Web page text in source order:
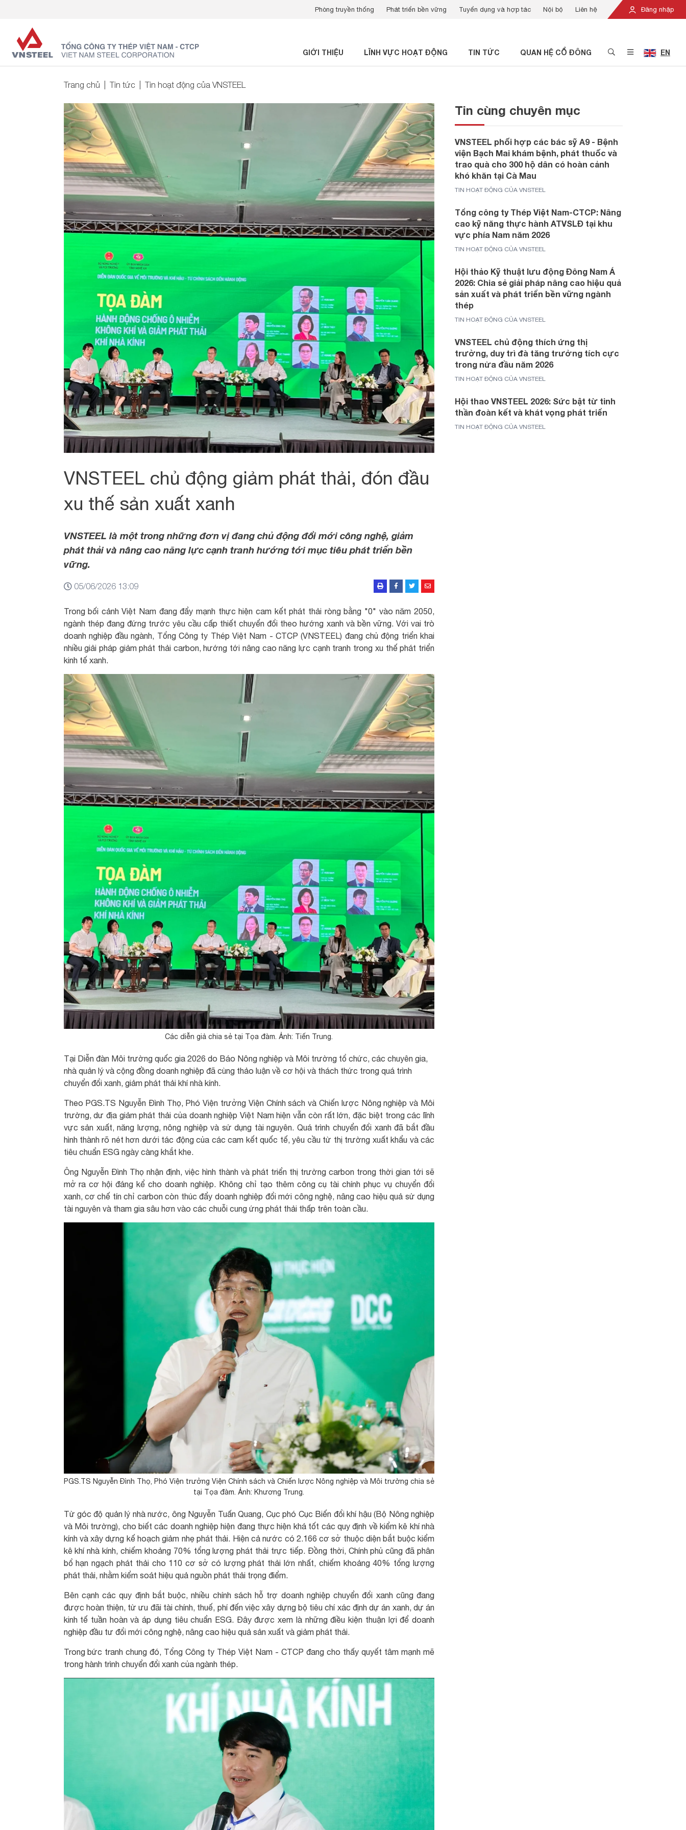
Đăng nhập
Phòng truyền thống Phát triển bền vững Tuyển dụng và hợp tác Nội bộ Liên hệ
GIỚI THIỆU LĨNH VỰC HOẠT ĐỘNG TIN TỨC QUAN HỆ CỔ ĐÔNG EN
Trang chủ Tin tức Tin hoạt động của VNSTEEL
VNSTEEL chủ động giảm phát thải, đón đầu
xu thế sản xuất xanh
VNSTEEL là một trong những đơn vị đang chủ động đổi mới công nghệ, giảm
phát thải và nâng cao năng lực cạnh tranh hướng tới mục tiêu phát triển bền
vững.
05/06/2026 13:09
Trong bối cảnh Việt Nam đang đẩy mạnh thực hiện cam kết phát thải ròng bằng "0" vào năm 2050,
ngành thép đang đứng trước yêu cầu cấp thiết chuyển đổi theo hướng xanh và bền vững. Với vai trò
doanh nghiệp đầu ngành, Tổng Công ty Thép Việt Nam - CTCP (VNSTEEL) đang chủ động triển khai
nhiều giải pháp giảm phát thải carbon, hướng tới nâng cao năng lực cạnh tranh trong xu thế phát triển
kinh tế xanh.
Các diễn giả chia sẻ tại Tọa đàm. Ảnh: Tiến Trung.
Tại Diễn đàn Môi trường quốc gia 2026 do Báo Nông nghiệp và Môi trường tổ chức, các chuyên gia,
nhà quản lý và cộng đồng doanh nghiệp đã cùng thảo luận về cơ hội và thách thức trong quá trình
chuyển đổi xanh, giảm phát thải khí nhà kính.
Theo PGS.TS Nguyễn Đình Thọ, Phó Viện trưởng Viện Chính sách và Chiến lược Nông nghiệp và Môi
trường, dư địa giảm phát thải của doanh nghiệp Việt Nam hiện vẫn còn rất lớn, đặc biệt trong các lĩnh
vực sản xuất, năng lượng, nông nghiệp và sử dụng tài nguyên. Quá trình chuyển đổi xanh đã bắt đầu
hình thành rõ nét hơn dưới tác động của các cam kết quốc tế, yêu cầu từ thị trường xuất khẩu và các
tiêu chuẩn ESG ngày càng khắt khe.
Ông Nguyễn Đình Thọ nhận định, việc hình thành và phát triển thị trường carbon trong thời gian tới sẽ
mở ra cơ hội đáng kể cho doanh nghiệp. Không chỉ tạo thêm công cụ tài chính phục vụ chuyển đổi
xanh, cơ chế tín chỉ carbon còn thúc đẩy doanh nghiệp đổi mới công nghệ, nâng cao hiệu quả sử dụng
tài nguyên và tham gia sâu hơn vào các chuỗi cung ứng phát thải thấp trên toàn cầu.
PGS.TS Nguyễn Đình Thọ, Phó Viện trưởng Viện Chính sách và Chiến lược Nông nghiệp và Môi trường chia sẻ
tại Tọa đàm. Ảnh: Khương Trung.
Từ góc độ quản lý nhà nước, ông Nguyễn Tuấn Quang, Cục phó Cục Biến đổi khí hậu (Bộ Nông nghiệp
và Môi trường), cho biết các doanh nghiệp hiện đang thực hiện khá tốt các quy định về kiểm kê khí nhà
kính và xây dựng kế hoạch giảm nhẹ phát thải. Hiện cả nước có 2.166 cơ sở thuộc diện bắt buộc kiểm
kê khí nhà kính, chiếm khoảng 70% tổng lượng phát thải trực tiếp. Đồng thời, Chính phủ cũng đã phân
bổ hạn ngạch phát thải cho 110 cơ sở có lượng phát thải lớn nhất, chiếm khoảng 40% tổng lượng
phát thải, nhằm kiểm soát hiệu quả nguồn phát thải trọng điểm.
Bên cạnh các quy định bắt buộc, nhiều chính sách hỗ trợ doanh nghiệp chuyển đổi xanh cũng đang
được hoàn thiện, từ ưu đãi tài chính, thuế, phí đến việc xây dựng bộ tiêu chí xác định dự án xanh, dự án
kinh tế tuần hoàn và áp dụng tiêu chuẩn ESG. Đây được xem là những điều kiện thuận lợi để doanh
nghiệp đầu tư đổi mới công nghệ, nâng cao hiệu quả sản xuất và giảm phát thải.
Trong bức tranh chung đó, Tổng Công ty Thép Việt Nam - CTCP đang cho thấy quyết tâm mạnh mẽ
trong hành trình chuyển đổi xanh của ngành thép.
Tin cùng chuyên mục
VNSTEEL phối hợp các bác sỹ A9 - Bệnh
viện Bạch Mai khám bệnh, phát thuốc và
trao quà cho 300 hộ dân có hoàn cảnh
khó khăn tại Cà Mau
TIN HOẠT ĐỘNG CỦA VNSTEEL
Tổng công ty Thép Việt Nam-CTCP: Nâng
cao kỹ năng thực hành ATVSLĐ tại khu
vực phía Nam năm 2026
TIN HOẠT ĐỘNG CỦA VNSTEEL
Hội thảo Kỹ thuật lưu động Đông Nam Á
2026: Chia sẻ giải pháp nâng cao hiệu quả
sản xuất và phát triển bền vững ngành
thép
TIN HOẠT ĐỘNG CỦA VNSTEEL
VNSTEEL chủ động thích ứng thị
trường, duy trì đà tăng trưởng tích cực
trong nửa đầu năm 2026
TIN HOẠT ĐỘNG CỦA VNSTEEL
Hội thao VNSTEEL 2026: Sức bật từ tinh
thần đoàn kết và khát vọng phát triển
TIN HOẠT ĐỘNG CỦA VNSTEEL